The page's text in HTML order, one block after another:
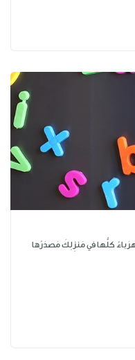
كلُّها في مَنزِلِكَ مَصدَرُها